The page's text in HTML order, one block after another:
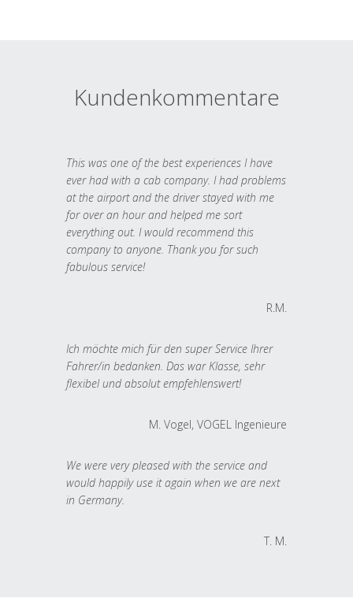
Kundenkommentare
This was one of the best experiences I have
ever had with a cab company. I had problems
at the airport and the driver stayed with me
for over an hour and helped me sort
everything out. I would recommend this
company to anyone. Thank you for such
fabulous service!
R.M.
Ich möchte mich für den super Service Ihrer
Fahrer/in bedanken. Das war Klasse, sehr
flexibel und absolut empfehlenswert!
M. Vogel, VOGEL Ingenieure
We were very pleased with the service and
would happily use it again when we are next
in Germany.
T. M.